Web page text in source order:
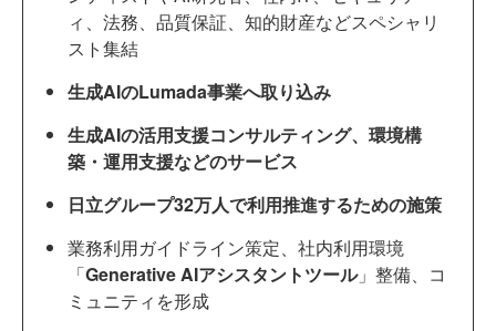
ィ、法務、品質保証、知的財産などスペシャリ
スト集結
生成AIのLumada事業へ取り込み
生成AIの活用支援コンサルティング、環境構
築・運用支援などのサービス
日立グループ32万人で利用推進するための施策
業務利用ガイドライン策定、社内利用環境
「Generative AIアシスタントツール」整備、コ
ミュニティを形成